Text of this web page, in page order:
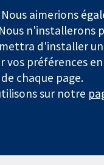
Qui
(n° 03044323)
aimerions
n'installerons
d'installer
vos préférences
chaque page.
sur notre